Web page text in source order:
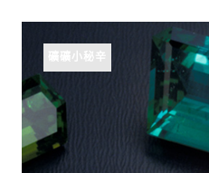
礦礦小秘辛